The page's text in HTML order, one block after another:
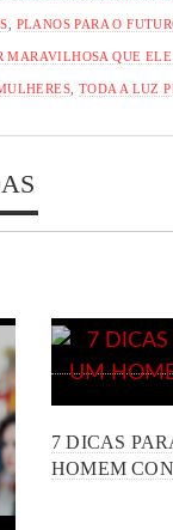
PLANOS PARA O
MARAVILHOSA QUE
TODA A LUZ
7 DICAS
HOMEM